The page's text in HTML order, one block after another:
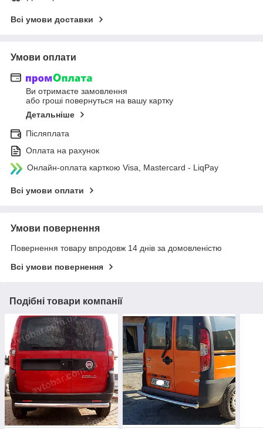
Всі умови доставки
Умови оплати
Ви отримаєте замовлення
або гроші повернуться на вашу картку
Детальніше
Післяплата
Оплата на рахунок
Онлайн-оплата карткою Visa, Mastercard - LiqPay
Всі умови оплати
Умови повернення
Повернення товару впродовж 14 днів за домовленістю
Всі умови повернення
Подібні товари компанії